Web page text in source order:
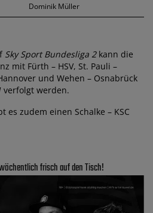
Dominik Müller
Sky Sport Bundesliga 2kann die
mit Fürth – HSV, St. Pauli –
und Wehen – Osnabrück
verfolgt werden.
es zudem einen Schalke – KSC
frisch auf den Tisch!